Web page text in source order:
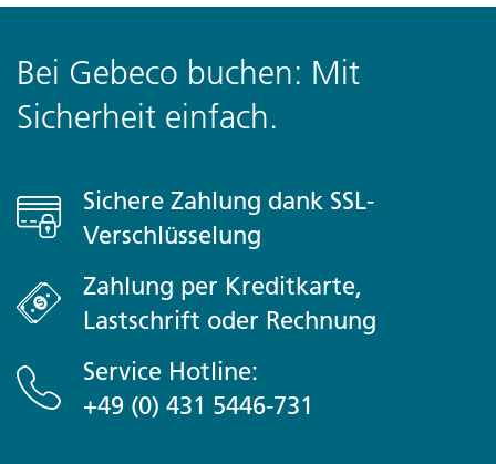
Bei Gebeco buchen: Mit
Sicherheit einfach.
Sichere Zahlung dank SSL-
Verschlüsselung
Zahlung per Kreditkarte,
Lastschrift oder Rechnung
Service Hotline:
+49 (0) 431 5446-731